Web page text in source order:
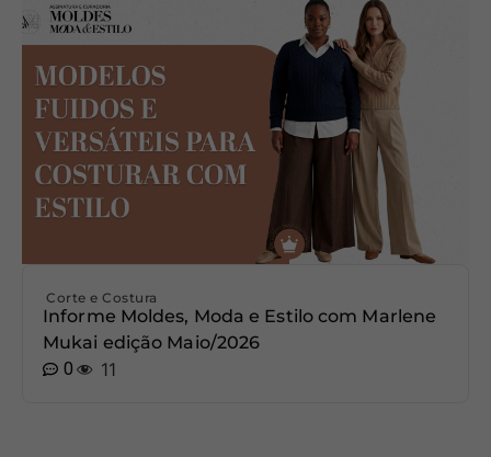
Corte e Costura
Informe Moldes, Moda e Estilo com Marlene
Mukai edição Maio/2026
0
11